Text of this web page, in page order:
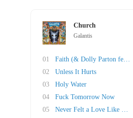
Church
Galantis
01
Faith (& Dolly Parton feat.
02
Unless It Hurts
03
Holy Water
04
Fuck Tomorrow Now
05
Never Felt a Love Like This